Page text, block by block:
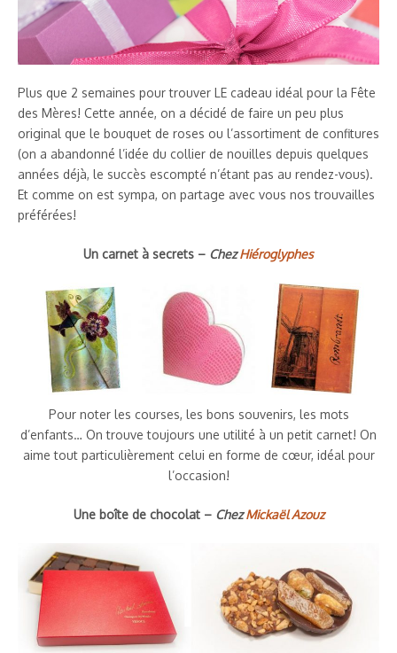
Plus que 2 semaines pour trouver LE cadeau idéal pour la Fête
des Mères! Cette année, on a décidé de faire un peu plus
original que le bouquet de roses ou l’assortiment de confitures
(on a abandonné l’idée du collier de nouilles depuis quelques
années déjà, le succès escompté n’étant pas au rendez-vous).
Et comme on est sympa, on partage avec vous nos trouvailles
préférées!
Un carnet à secrets – ChezHiéroglyphes
Pour noter les courses, les bons souvenirs, les mots
d’enfants… On trouve toujours une utilité à un petit carnet! On
aime tout particulièrement celui en forme de cœur, idéal pour
l’occasion!
Une boîte de chocolat – ChezMickaël Azouz